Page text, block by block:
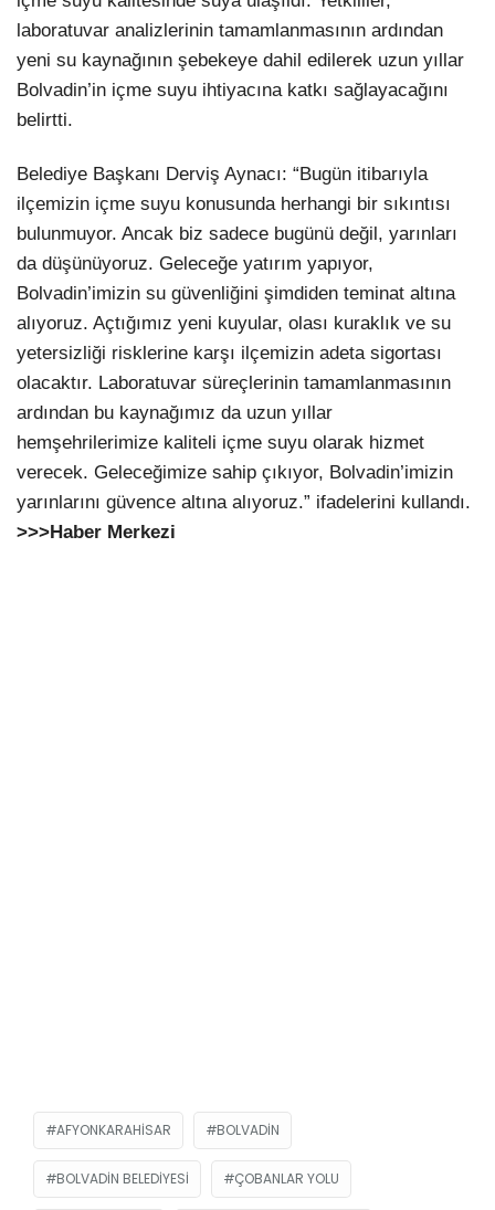
laboratuvar analizlerinin tamamlanmasının ardından
yeni su kaynağının şebekeye dahil edilerek uzun yıllar
Bolvadin’in içme suyu ihtiyacına katkı sağlayacağını
belirtti.
Belediye Başkanı Derviş Aynacı: “Bugün itibarıyla
ilçemizin içme suyu konusunda herhangi bir sıkıntısı
bulunmuyor. Ancak biz sadece bugünü değil, yarınları
da düşünüyoruz. Geleceğe yatırım yapıyor,
Bolvadin’imizin su güvenliğini şimdiden teminat altına
alıyoruz. Açtığımız yeni kuyular, olası kuraklık ve su
yetersizliği risklerine karşı ilçemizin adeta sigortası
olacaktır. Laboratuvar süreçlerinin tamamlanmasının
ardından bu kaynağımız da uzun yıllar
hemşehrilerimize kaliteli içme suyu olarak hizmet
verecek. Geleceğimize sahip çıkıyor, Bolvadin’imizin
yarınlarını güvence altına alıyoruz.” ifadelerini kullandı.
>>>Haber Merkezi
AFYONKARAHISAR BOLVADIN
BOLVADIN BELEDIYESI ÇOBANLAR YOLU